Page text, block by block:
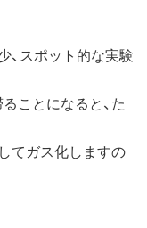
、スポット的な実験
ことになると、た
てガス化しますの